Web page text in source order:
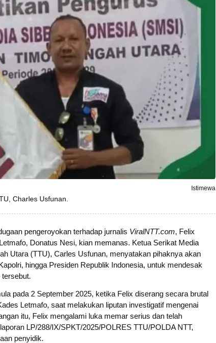
Istimewa
Charles Usfunan.
pengeroyokan terhadap jurnalis ViralNTT.com, Felix
Donatus Nesi, kian memanas. Ketua Serikat Media
Utara (TTU), Carles Usfunan, menyatakan pihaknya akan
hingga Presiden Republik Indonesia, untuk mendesak
pada 2 September 2025, ketika Felix diserang secara brutal
Letmafo, saat melakukan liputan investigatif mengenai
itu, Felix mengalami luka memar serius dan telah
LP/288/IX/SPKT/2025/POLRES TTU/POLDA NTT,
penyidik.